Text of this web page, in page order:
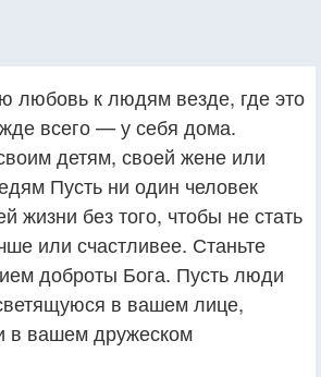
любовь к людям везде, где это
всего — у себя дома.
детям, своей жене или
Пусть ни один человек
жизни без того, чтобы не стать
или счастливее. Станьте
доброты Бога. Пусть люди
в вашем лице,
в вашем дружеском